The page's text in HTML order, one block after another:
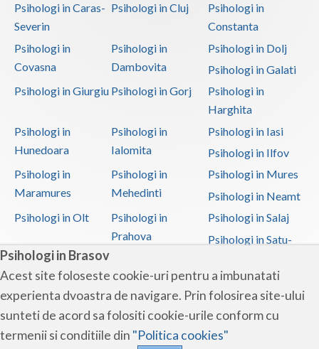
Psihologi in Brasov
Acest site foloseste cookie-uri pentru a imbunatati
experienta dvoastra de navigare. Prin folosirea site-ului
sunteti de acord sa folositi cookie-urile conform cu
termenii si conditiile din "Politica cookies"
Psihologi in Caras-
Severin
Psihologi in Cluj
Psihologi in
Constanta
Psihologi in
Covasna
Psihologi in
Dambovita
Psihologi in Dolj
Psihologi in Galati
Psihologi in Giurgiu Psihologi in Gorj
Psihologi in
Harghita
Psihologi in
Hunedoara
Psihologi in
Ialomita
Psihologi in Iasi
Psihologi in Ilfov
Psihologi in
Maramures
Psihologi in
Mehedinti
Psihologi in Mures
Psihologi in Neamt
Psihologi in Olt
Psihologi in
Prahova
Psihologi in Salaj
Psihologi in Satu-
Psihologi in Sibiu
Psihologi in
Suceava
Psihologi in
Teleorman
Psihologi in Timis
Psihologi in Tulcea Psihologi in Valcea
Psihologi in Vaslui
Psihologi in